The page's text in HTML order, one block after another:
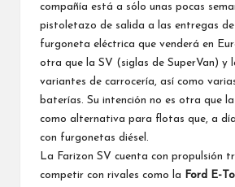
compañía está a sólo unas pocas
pistoletazo de salida a las entregas de
furgoneta eléctrica que venderá en
otra que la SV (siglas de SuperVan) y
variantes de carrocería, así como
baterías. Su intención no es otra que
como alternativa para flotas que, a
con furgonetas diésel.
La Farizon SV cuenta con propulsión
competir con rivales como la
Ford E-